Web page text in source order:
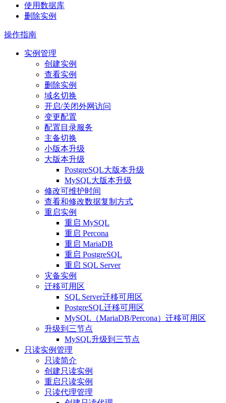
使用数据库
删除实例
操作指南
实例管理
创建实例
查看实例
删除实例
域名切换
开启/关闭外网访问
变更配置
配置目录服务
主备切换
小版本升级
大版本升级
PostgreSQL大版本升级
MySQL大版本升级
修改可维护时间
查看和修改数据复制方式
重启实例
重启 MySQL
重启 Percona
重启 MariaDB
重启 PostgreSQL
重启 SQL Server
灾备实例
迁移可用区
SQL Server迁移可用区
PostgreSQL迁移可用区
MySQL（MariaDB/Percona）迁移可用区
升级到三节点
MySQL升级到三节点
只读实例管理
只读简介
创建只读实例
重启只读实例
只读代理管理